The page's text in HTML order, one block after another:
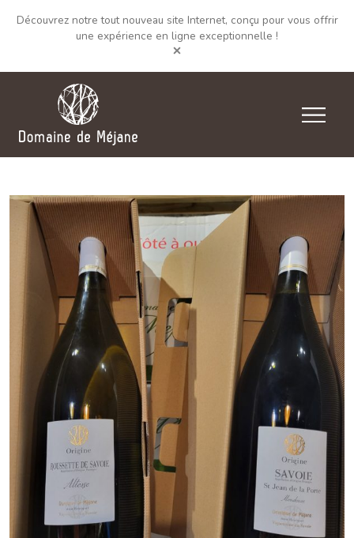
Découvrez notre tout nouveau site Internet, conçu pour vous offrir
une expérience en ligne exceptionnelle !